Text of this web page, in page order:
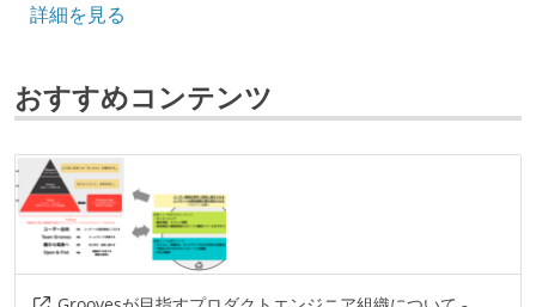
フレームワーク
データベース
mysql
redis amazon-redshift amazon-rds
ソースコード管理
git
プロジェクト管理
詳細を見る
おすすめコンテンツ